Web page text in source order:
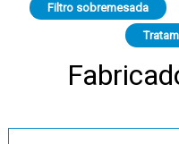
Filtro sobremesada